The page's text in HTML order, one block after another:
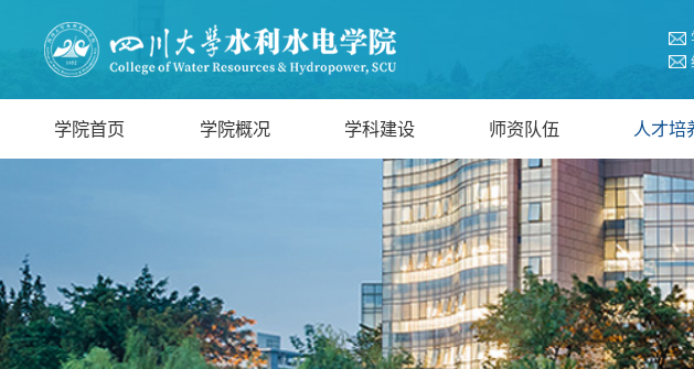
学院首页 学院概况 学科建设 师资队伍 人才培